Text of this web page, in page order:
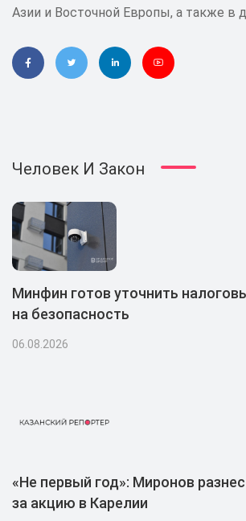
Азии и Восточной Европы, а также в
Человек И Закон
Минфин готов уточнить
на безопасность
06.08.2026
«Не первый год»: Миронов
за акцию в Карелии